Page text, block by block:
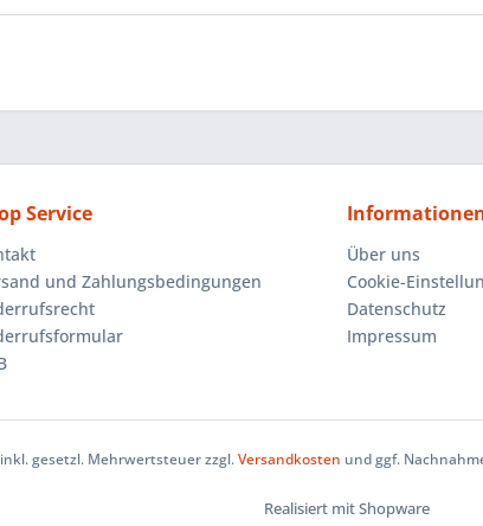
Service
und Zahlungsbedingungen
Über uns
Cookie-
Datenschutz
Impressum
gesetzl. Mehrwertsteuer zzgl.Versandkosten und ggf.
Realisiert mit Shopware